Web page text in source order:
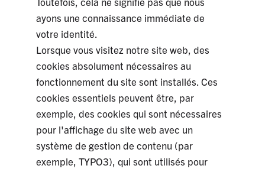
ayons une connaissance immédiate de
votre identité.
Lorsque vous visitez notre site web, des
cookies absolument nécessaires au
fonctionnement du site sont installés. Ces
cookies essentiels peuvent être, par
exemple, des cookies qui sont nécessaires
pour l'affichage du site web avec un
système de gestion de contenu (par
exemple, TYPO3), qui sont utilisés pour